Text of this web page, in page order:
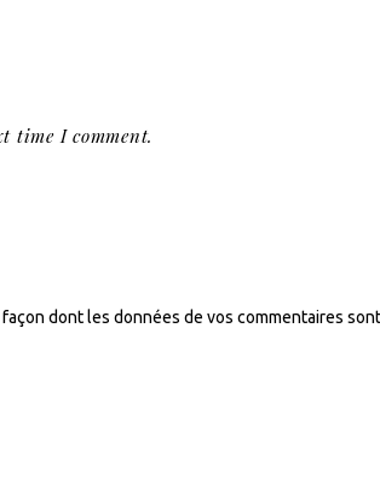
time I comment.
façon dont les données de vos commentaires